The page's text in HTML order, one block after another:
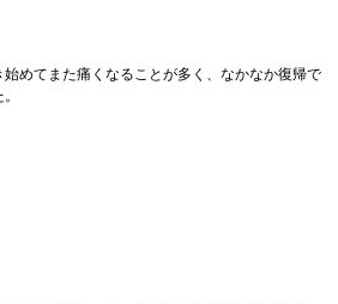
めてまた痛くなることが多く、なかなか復帰で